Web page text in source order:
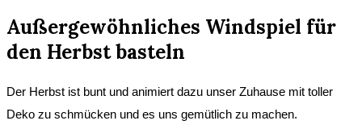
Außergewöhnliches Windspiel für
den Herbst basteln
Der Herbst ist bunt und animiert dazu unser Zuhause mit toller
Deko zu schmücken und es uns gemütlich zu machen.